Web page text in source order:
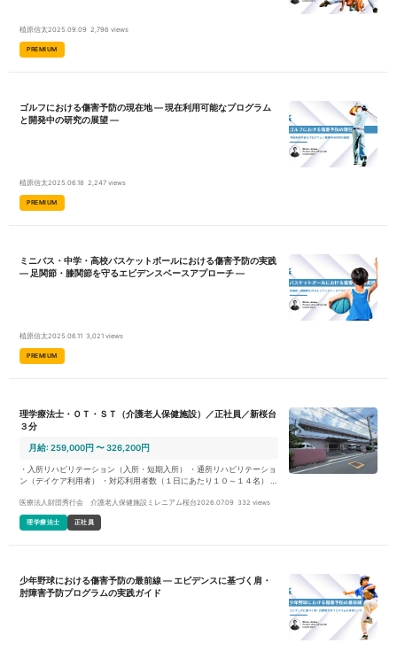
った様々なプロフェッショナルが集結する唯一無二の施設でもありま
す。 ※健幸・・・人生を健康な身体で幸せに生きること。
植原信太2025.09.09 2,796 views
PREMIUM
ゴルフにおける傷害予防の現在地 ― 現在利用可能なプログラム
と開発中の研究の展望 ―
植原信太2025.06.18 2,247 views
PREMIUM
ミニバス・中学・高校バスケットボールにおける傷害予防の実践
― 足関節・膝関節を守るエビデンスベースアプローチ ―
植原信太2025.06.11 3,021 views
PREMIUM
理学療法士・ＯＴ・ＳＴ（介護老人保健施設）／正社員／新桜台
３分
月給: 259,000円 〜 326,200円
・入所リハビリテーション（入所・短期入所） ・通所リハビリテーショ
ン（デイケア利用者） ・対応利用者数（１日にあたり１０～１４名） ・
のサポート／地域に関連した委託業務等の対応を実施 ・個人担当制では
なくリハビリテーション科全体で利用者様の対応を実施 ・書類業務や訪
問業務（家屋調査や担当者会議等）を段階的に担当していただきます ・
医療法人財団秀行会 介護老人保健施設ミレニアム桜台2026.07.09 332 views
理学療法士 正社員
少年野球における傷害予防の最前線 ― エビデンスに基づく肩・
肘障害予防プログラムの実践ガイド